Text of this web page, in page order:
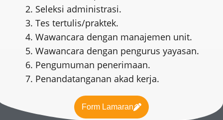
Seleksi administrasi.
Tes tertulis/praktek.
Wawancara dengan manajemen unit.
Wawancara dengan pengurus yayasan.
Pengumuman penerimaan.
Penandatanganan akad kerja.
Form Lamaran